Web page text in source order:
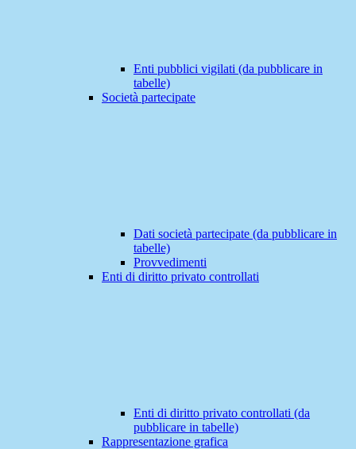
Enti pubblici vigilati (da pubblicare in
tabelle)
Società partecipate
Dati società partecipate (da pubblicare in
tabelle)
Provvedimenti
Enti di diritto privato controllati
Enti di diritto privato controllati (da
pubblicare in tabelle)
Rappresentazione grafica